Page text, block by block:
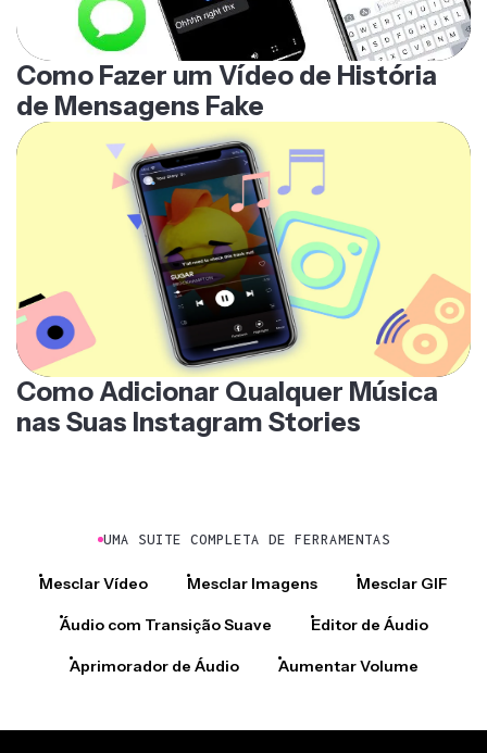
Como Fazer um Vídeo de História
de Mensagens Fake
Como Adicionar Qualquer Música
nas Suas Instagram Stories
UMA SUITE COMPLETA DE FERRAMENTAS
Mesclar Vídeo Mesclar Imagens Mesclar GIF
Áudio com Transição Suave Editor de Áudio
Aprimorador de Áudio Aumentar Volume